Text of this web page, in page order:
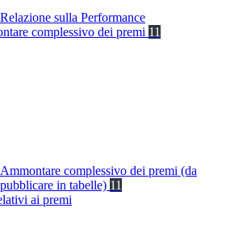
Relazione sulla Performance
complessivo dei premi 11
Ammontare complessivo dei premi (da
pubblicare in tabelle) 11
ai premi